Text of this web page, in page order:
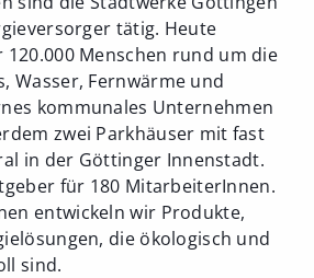
tätig. Heute
Menschen rund um die
Wasser, Fernwärme und
kommunales Unternehmen
zwei Parkhäuser mit fast
in der Göttinger Innenstadt.
für 180 MitarbeiterInnen.
entwickeln wir Produkte,
die ökologisch und
sind.